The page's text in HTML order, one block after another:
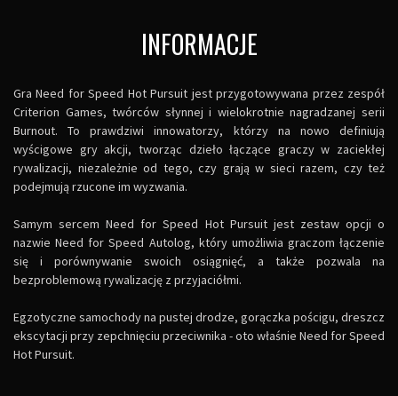
INFORMACJE
Gra Need for Speed Hot Pursuit jest przygotowywana przez zespół
Criterion Games, twórców słynnej i wielokrotnie nagradzanej serii
Burnout. To prawdziwi innowatorzy, którzy na nowo definiują
wyścigowe gry akcji, tworząc dzieło łączące graczy w zaciekłej
rywalizacji, niezależnie od tego, czy grają w sieci razem, czy też
podejmują rzucone im wyzwania.
Samym sercem Need for Speed Hot Pursuit jest zestaw opcji o
nazwie Need for Speed Autolog, który umożliwia graczom łączenie
się i porównywanie swoich osiągnięć, a także pozwala na
bezproblemową rywalizację z przyjaciółmi.
Egzotyczne samochody na pustej drodze, gorączka pościgu, dreszcz
ekscytacji przy zepchnięciu przeciwnika - oto właśnie Need for Speed
Hot Pursuit.